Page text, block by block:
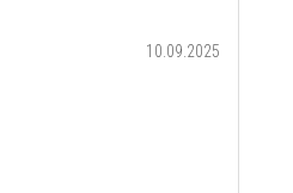
10.09.2025